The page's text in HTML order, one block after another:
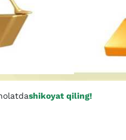
shikoyat qiling!